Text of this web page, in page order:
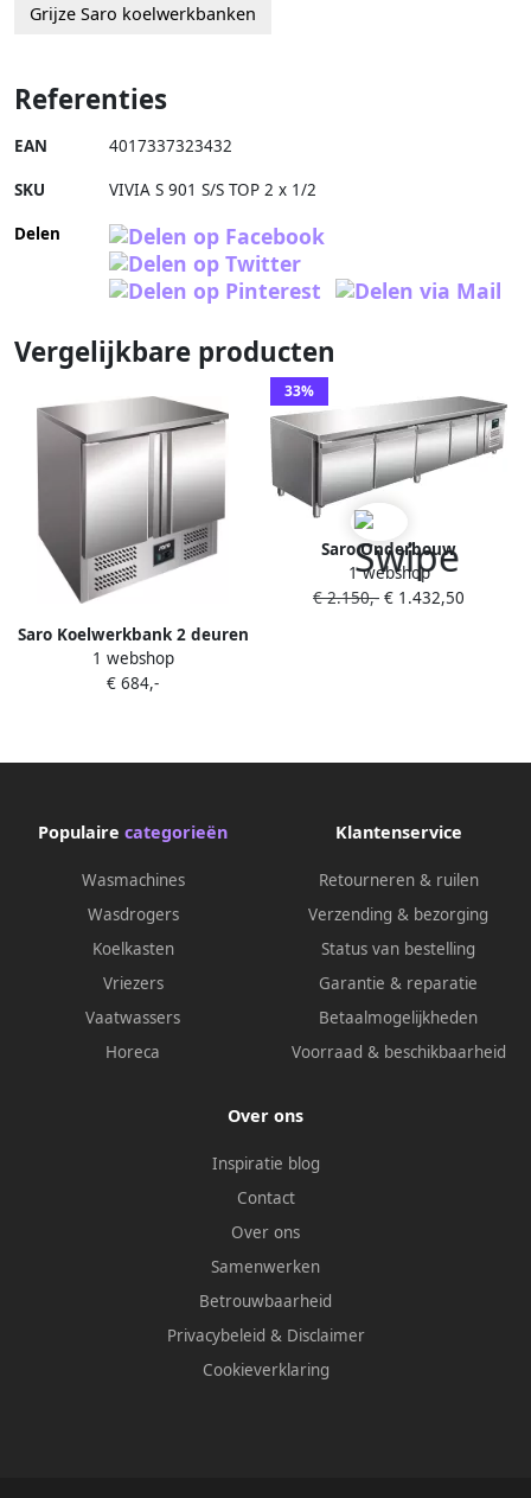
Grijze Saro koelwerkbanken
Referenties
EAN 4017337323432
SKU VIVIA S 901 S/S TOP 2 x 1/2
Delen
Vergelijkbare producten
Saro Koelwerkbank 2 deuren
Compressor onder 323-1006
1 webshop
€ 684,-
33%
Saro Onderbouw
koelwerkbank 4 Deuren 420L
Geforceerd -2°C +8°C 323-
1 webshop
€ 2.150,- € 1.432,50
Populaire categorieën
Wasmachines
Wasdrogers
Koelkasten
Vriezers
Vaatwassers
Horeca
Klantenservice
Retourneren & ruilen
Verzending & bezorging
Status van bestelling
Garantie & reparatie
Betaalmogelijkheden
Voorraad & beschikbaarheid
Over ons
Inspiratie blog
Contact
Over ons
Samenwerken
Betrouwbaarheid
Privacybeleid & Disclaimer
Cookieverklaring